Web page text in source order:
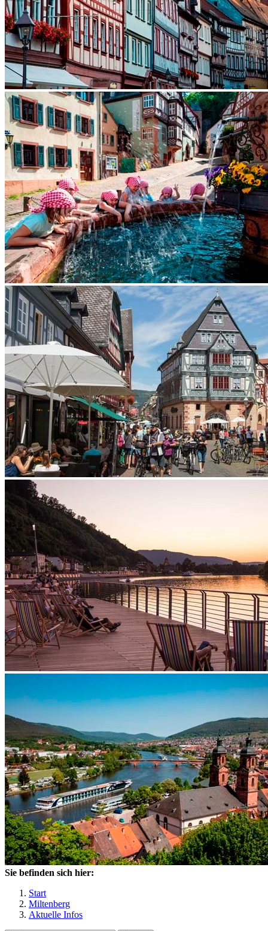
Sie befinden sich hier:
Start
Miltenberg
Aktuelle Infos